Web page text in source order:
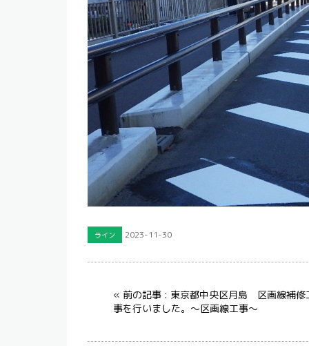
ライン 2023-11-30
« 前の記事 : 東京都中央区月島 区画線補修
事を行いました。～区画線工事～